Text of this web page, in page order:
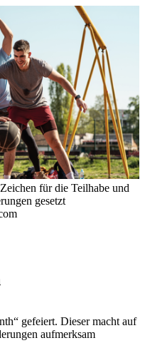
für die Teilhabe und
gesetzt
gefeiert. Dieser macht auf
aufmerksam